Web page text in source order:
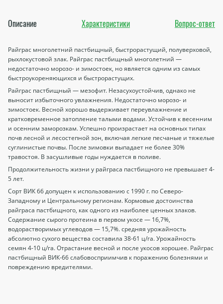
Описание Характеристики Вопрос-ответ
Райграс многолетний пастбищный, быстрорастущий, полуверховой,
рыхлокустовой злак. Райграс пастбищный многолетний —
недостаточно морозо- и зимостоек, но является одним из самых
быстроукореняющихся и быстрорастущих.
Райграс пастбищный — мезофит. Незасухоустойчив, однако не
выносит избыточного увлажнения. Недостаточно морозо- и
зимостоек. Весной хорошо выдерживает переувлажнение и
кратковременное затопление талыми водами. Устойчив к весенним
и осенним заморозкам. Успешно произрастает на основных типах
почв лесной и лесостепной зон, включая легкие песчаные и тяжелые
суглинистые почвы. После зимовки выпадает не более 30%
травостоя. В засушливые годы нуждается в поливе.
Продолжительность жизни у райграса пастбищного не превышает 4-
5 лет.
Сорт ВИК 66 допущен к использованию с 1990 г. по Северо-
Западному и Центральному регионам. Кормовые достоинства
райграса пастбищного, как одного из наиболее ценных злаков.
Содержание сырого протеина в первом укосе — 16,7%,
водорастворимых углеводов — 15,7%. средняя урожай­ность
абсолютно сухого вещества составила 38-61 ц/га. Урожайность
семян 4-10 ц/га. Отрастание весной и после укосов хорошее. Райграс
пастбищный ВИК-66 слабовосприимчив к поражению болезнями и
по­вреждению вредителями.